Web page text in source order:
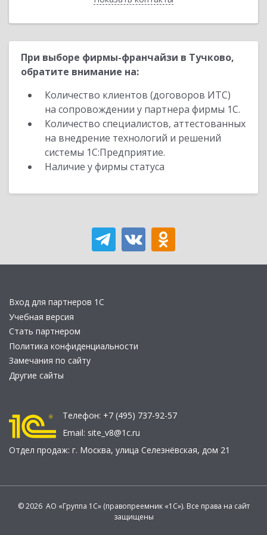
При выборе фирмы-франчайзи в Тучково,
обратите внимание на:
Количество клиентов (договоров ИТС)
на сопровождении у партнера фирмы 1С.
Количество специалистов, аттестованных
на внедрение технологий и решений
системы 1С:Предприятие.
Наличие у фирмы статуса
Вход для партнеров 1С
Учебная версия
Стать партнером
Политика конфиденциальности
Замечания по сайту
Другие сайты
Телефон: +7 (495) 737-92-57
Email: site_v8@1c.ru
Отдел продаж: г. Москва, улица Селезнёвская, дом 21
© 2026 АО «Группа 1С» (правопреемник «1С»). Все права на сайт
защищены